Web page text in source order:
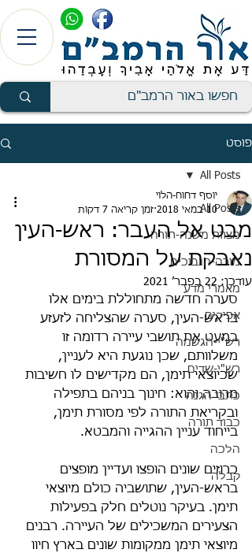
פוסט
All Posts
מצוות משנה-תורה
מורה-הנבוכים
מאמרי מדע
אפיקים
רש"י-הגשמה
רש"י-שדים
כתבי הגנה
כבוד תורה
הלכה
קבלה
All Posts
מבט אל העבר: ראש-העין
נאבקת על המסורת
יוסף דחוח-הלוי
10 במאי 2018
זמן קריאה 7 דקות
עודכן: 22 בפבר׳ 2021
סערה חדשה מתחוללת בימים אלו
בראש-העין, סערה שהצליחה לזעזע
במעט את תושבי עיירה רדומה זו
משלוותם, שכן נוגעת היא לעניין,
שכיוצאי תימן, הם מקדישים לו חשיבות
מרובה והוא: חינוך בניהם בתפילה
ובקריאת התורה לפי מסורת תימן,
בייחוד עניין ההגייה והמבטא.
כרוזים שונים הופצו ועדיין מופצים
בראש-העין, שתושביה כולם מיוצאי
תימן. בעיקר נוטלים חלק בפעילות
הצעירים המשכילים של העיירה. רבנים
מיוצאי תימן ממקומות שונים בארץ חיוו